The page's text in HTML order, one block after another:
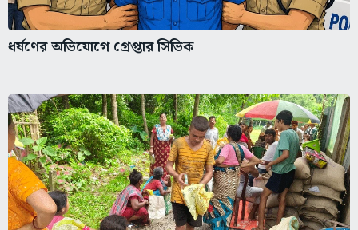
ধর্ষণের অভিযোগে গ্রেপ্তার সিভিক